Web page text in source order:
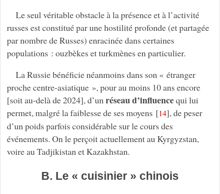
Le seul véritable obstacle à la présence et à l’activité
russes est constitué par une hostilité profonde (et partagée
par nombre de Russes) enracinée dans certaines
populations : ouzbèkes et turkmènes en particulier.
La Russie bénéficie néanmoins dans son « étranger
proche centre-asiatique », pour au moins 10 ans encore
[soit au-delà de 2024], d’unréseau d’influencequi lui
permet, malgré la faiblesse de ses moyens [14], de peser
d’un poids parfois considérable sur le cours des
événements. On le perçoit actuellement au Kyrgyzstan,
voire au Tadjikistan et Kazakhstan.
B. Le « cuisinier » chinois